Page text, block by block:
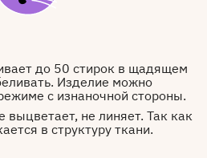
до 50 стирок в щадящем
Изделие можно
с изнаночной стороны.
выцветает, не линяет. Так как
в структуру ткани.